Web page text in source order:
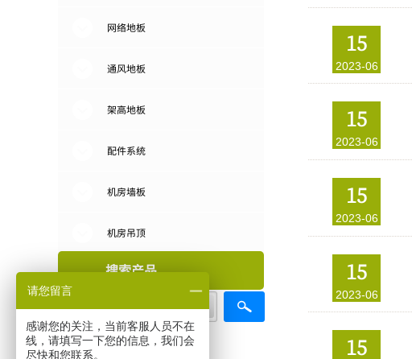
15
2023-06
15
2023-06
15
2023-06
15
2023-06
15
网络地板
通风地板
架高地板
配件系统
机房墙板
机房吊顶
搜索产品
名称 描述 内容
请您留言
感谢您的关注，当前客服人员不在
线，请填写一下您的信息，我们会
尽快和您联系。